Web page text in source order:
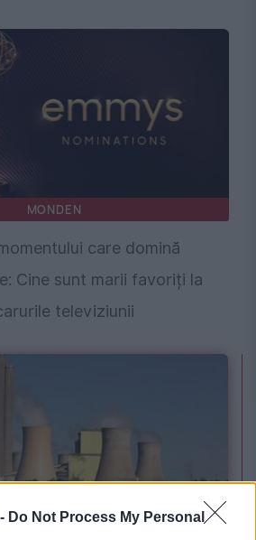
Do Not Process My Personal
MONDEN
care domină
Cine sunt marii favoriți la
televiziunii